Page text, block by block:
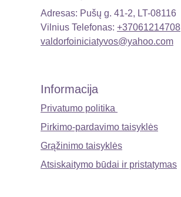
Adresas: Pušų g. 41-2, LT-08116
Vilnius Telefonas: +37061214708
valdorfoiniciatyvos@yahoo.com
Informacija
Privatumo politika
Pirkimo-pardavimo taisyklės
Grąžinimo taisyklės
Atsiskaitymo būdai ir pristatymas